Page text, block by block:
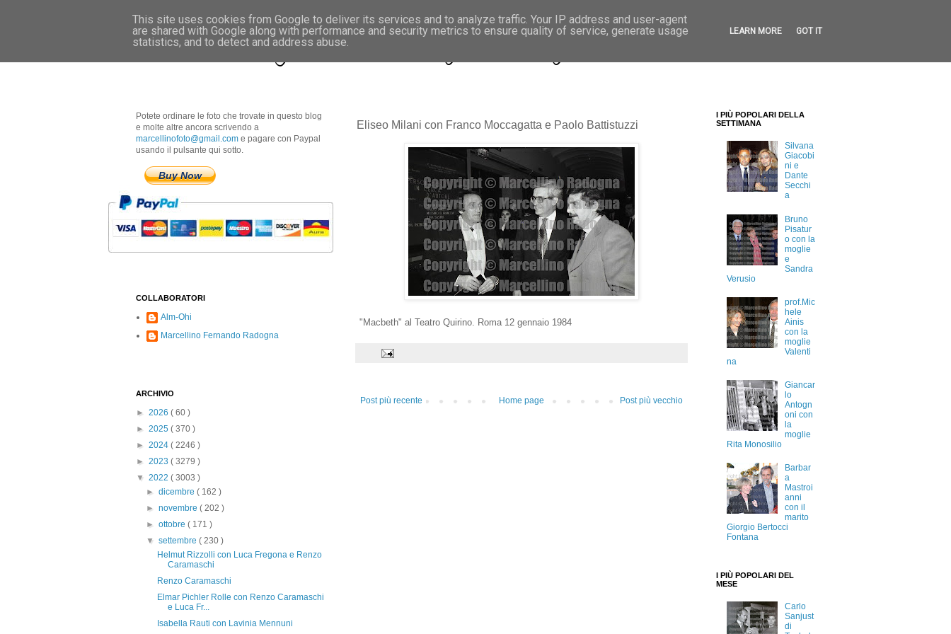
Marcellino Radogna - Fotonotizie per la stampa
Eliseo Milani con Franco Moccagatta e Paolo Battistuzzi
"Macbeth" al Teatro Quirino. Roma 12 gennaio 1984
Post più recente Post più vecchio
Home page
Potete ordinare le foto che trovate in questo blog
e molte altre ancora scrivendo a
marcellinofoto@gmail.com e pagare con Paypal
usando il pulsante qui sotto.
Buy Now
COLLABORATORI
Alm-Ohi
Marcellino Fernando Radogna
ARCHIVIO
► 2026 ( 60 )
► 2025 ( 370 )
► 2024 ( 2246 )
► 2023 ( 3279 )
▼ 2022 ( 3003 )
►dicembre( 162 )
►novembre( 202 )
►ottobre( 171 )
▼settembre( 230 )
Helmut Rizzolli con Luca Fregona e Renzo
Caramaschi
Renzo Caramaschi
Elmar Pichler Rolle con Renzo Caramaschi
e Luca Fr...
Isabella Rauti con Lavinia Mennuni
I PIÙ POPOLARI DELLA
SETTIMANA
Silvana
Giacobi
ni e
Dante
Secchi
a
Bruno
Pisatur
o con la
moglie
e
Sandra
Verusio
prof.Mic
hele
Ainis
con la
moglie
Valenti
na
Giancar
lo
Antogn
oni con
la
moglie
Rita Monosilio
Barbar
a
Mastroi
anni
con il
marito
Giorgio Bertocci
Fontana
I PIÙ POPOLARI DEL
MESE
Carlo
Sanjust
di
This site uses cookies from Google to deliver its services and to analyze traffic. Your IP address and user-agent
are shared with Google along with performance and security metrics to ensure quality of service, generate usage
statistics, and to detect and address abuse.
LEARN MORE GOT IT